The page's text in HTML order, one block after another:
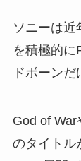
ソニーは近
を積極的に
ドボーン
God of War
のタイトル